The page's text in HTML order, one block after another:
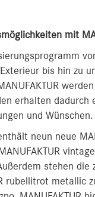
mit
bis hin zu
erhalten
und Wünschen.
neun neue
stehen
rubellitrot metallic